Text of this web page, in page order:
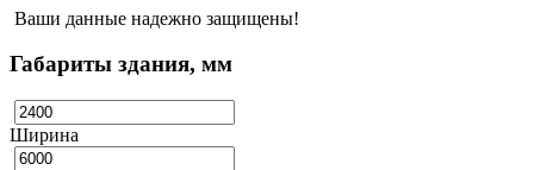
Ваши данные надежно защищены!
Габариты здания, мм
Ширина